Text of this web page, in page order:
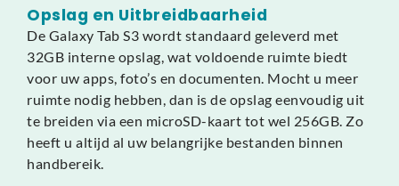
Opslag en Uitbreidbaarheid
De Galaxy Tab S3 wordt standaard geleverd met
32GB interne opslag, wat voldoende ruimte biedt
voor uw apps, foto’s en documenten. Mocht u meer
ruimte nodig hebben, dan is de opslag eenvoudig uit
te breiden via een microSD-kaart tot wel 256GB. Zo
heeft u altijd al uw belangrijke bestanden binnen
handbereik.